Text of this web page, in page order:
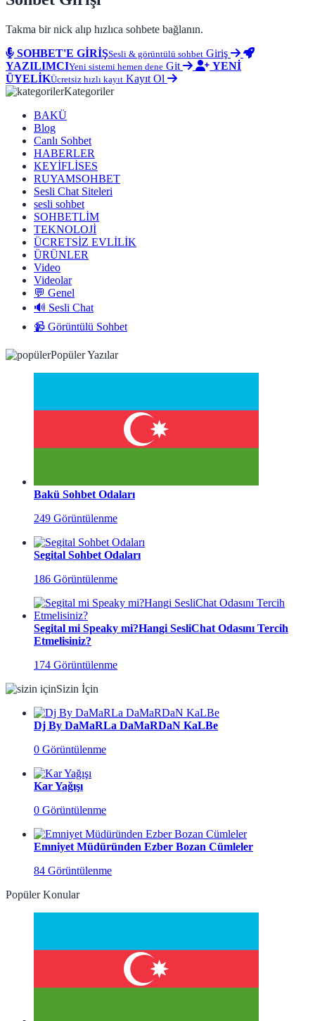
Takma bir nick alıp hızlıca sohbete bağlanın.
SOHBET'E GİRİŞSesli & görüntülü sohbet Giriş
YAZILIMCIYeni sistemi hemen dene Git
YENİ
ÜYELİKÜcretsiz hızlı kayıt Kayıt Ol
Kategoriler
BAKÜ
Blog
Canlı Sohbet
HABERLER
KEYİFLİSES
RUYAMSOHBET
Sesli Chat Siteleri
sesli sohbet
SOHBETLİM
TEKNOLOJİ
ÜCRETSİZ EVLİLİK
ÜRÜNLER
Video
Videolar
💬 Genel
🔊 Sesli Chat
📹 Görüntülü Sohbet
Popüler Yazılar
Bakü Sohbet Odaları
249 Görüntülenme
Segital Sohbet Odaları
186 Görüntülenme
Segital mi Speaky mi?Hangi SesliChat Odasını Tercih
Etmelisiniz?
174 Görüntülenme
Sizin İçin
Dj By DaMaRLa DaMaRDaN KaLBe
0 Görüntülenme
Kar Yağışı
0 Görüntülenme
Emniyet Müdüründen Ezber Bozan Cümleler
84 Görüntülenme
Popüler Konular